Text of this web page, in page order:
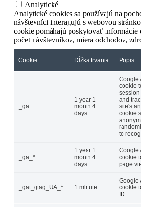
Analytické
Analytické cookies sa používajú na
návštevníci interagujú s webovou
cookie pomáhajú poskytovať informácie
počet návštevníkov, miera odchodov,
Cookie Dĺžka trvania Popis
_ga
1 year 1
month 4
days
Google
cookie
session
and
site's
cookie
to
_ga_*
1 year 1
month 4
days
Google
cookie
page
_gat_gtag_UA_* 1 minute
Google
cookie
ID.